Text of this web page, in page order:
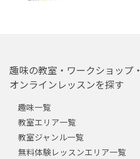
趣味の教室・ワークショップ・
オンラインレッスンを探す
趣味一覧
教室エリア一覧
教室ジャンル一覧
無料体験レッスンエリア一覧